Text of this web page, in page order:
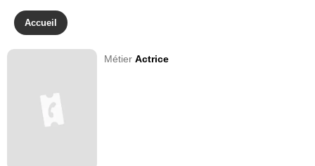
Accueil
MétierActrice